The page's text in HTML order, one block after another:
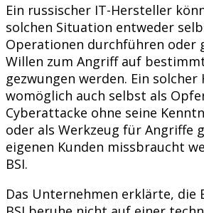
Ein russischer IT-Hersteller
solchen Situation entweder
Operationen durchführen oder
Willen zum Angriff auf
gezwungen werden. Ein
womöglich auch selbst als
Cyberattacke ohne seine
oder als Werkzeug für Angriffe
eigenen Kunden missbraucht
BSI.
Das Unternehmen erklärte, die